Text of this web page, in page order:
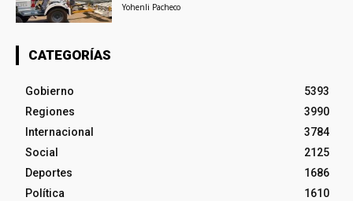
Yohenli Pacheco
CATEGORÍAS
Gobierno
5393
Regiones
3990
Internacional
3784
Social
2125
Deportes
1686
Política
1610